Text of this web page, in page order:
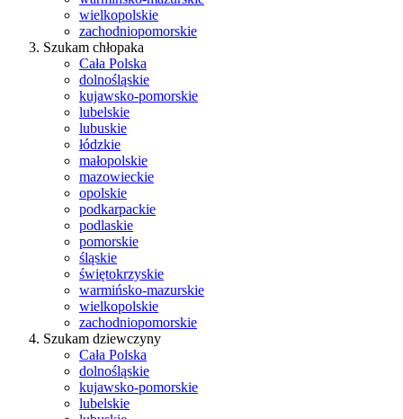
wielkopolskie
zachodniopomorskie
Szukam chłopaka
Cała Polska
dolnośląskie
kujawsko-pomorskie
lubelskie
lubuskie
łódzkie
małopolskie
mazowieckie
opolskie
podkarpackie
podlaskie
pomorskie
śląskie
świętokrzyskie
warmińsko-mazurskie
wielkopolskie
zachodniopomorskie
Szukam dziewczyny
Cała Polska
dolnośląskie
kujawsko-pomorskie
lubelskie